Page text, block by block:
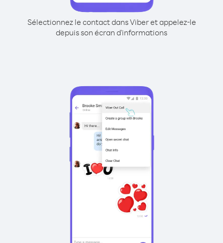
Sélectionnez le contact dans Viber et appelez-le
depuis son écran d'informations